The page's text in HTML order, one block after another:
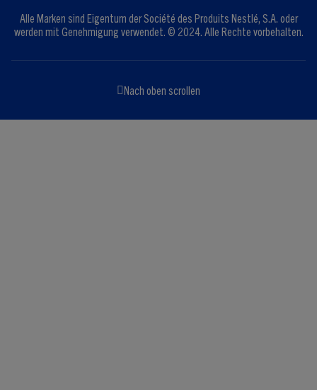
Alle Marken sind Eigentum der Société des Produits Nestlé, S.A. oder
werden mit Genehmigung verwendet. © 2024. Alle Rechte vorbehalten.
Nach oben scrollen